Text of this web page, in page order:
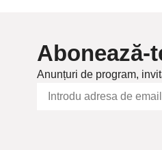
Abonează-
Anunțuri de program,